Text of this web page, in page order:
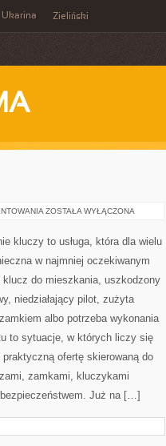
Ukarina Zieliński
DORABIANIE
ZOSTAŁA WYŁĄCZONA
kluczy to usługa, która dla wielu
w najmniej oczekiwanym
klucz do mieszkania, uszkodzony
niedziałający pilot, zużyta
albo potrzeba wykonania
to sytuacje, w których liczy się
ofertę skierowaną do
zamkami, kluczykami
Już na […]